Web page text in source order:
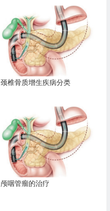
颈椎骨质增生疾病分类
颅咽管瘤的治疗